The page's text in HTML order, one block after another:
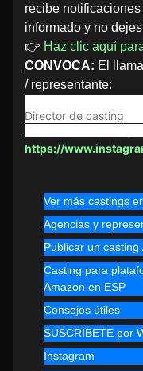
recibe
informado y no
👉 Haz clic aquí
CONVOCA: El
/ representante:
Director de casting
https://
Ver más castings
Agencias y
Publicar un casting
Casting para
Amazon en ESP
Consejos útiles
SUSCRÍBETE por
Instagram